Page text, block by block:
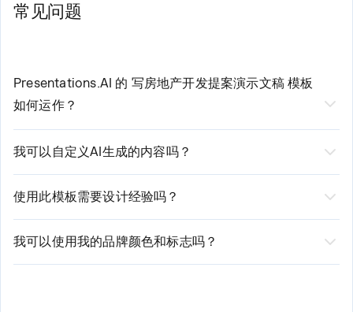
常见问题
Presentations.AI 的 写房地产开发提案演示文稿 模板
如何运作？
我们AI驱动的制作房地产开发提案演示文稿的模
板 通过三个简单步骤简化您的创建流程：
1. 选择模板并输入您的基本要求
2. 我们的AI分析您的输入并生成定制内容
我可以自定义AI生成的内容吗？
是的，当然可以！虽然我们的AI会生成专业品质的初始内
容，但您仍拥有完全的控制权。您可以根据需要编辑文
本、修改布局、调整样式，以及添加或删除部分。我们的
平台既提供自动化建议，也支持手动自定义选项。
使用此模板需要设计经验吗？
无需设计经验！我们由 AI 驱动的平台会自动处理设计元
素。您只需专注于内容，我们确保其呈现专业且精美的效
果。我们的智能设计系统会根据您的内容进行调整，同时
我可以使用我的品牌颜色和标志吗？
是的！我们的模板支持全面的品牌定制。您可以轻松上传